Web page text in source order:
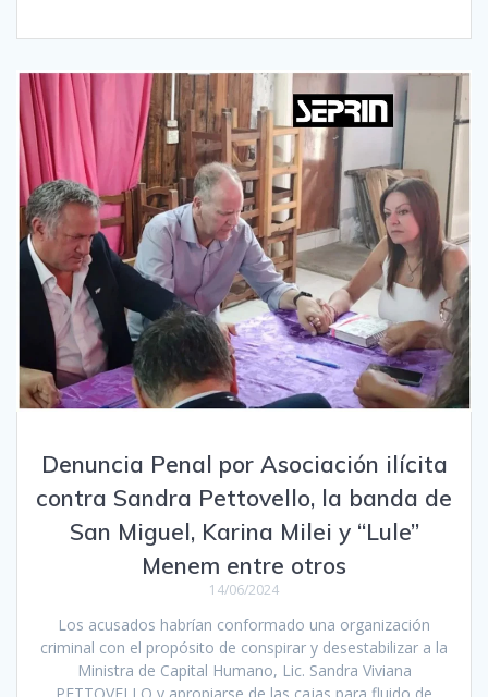
Denuncia Penal por Asociación ilícita
contra Sandra Pettovello, la banda de
San Miguel, Karina Milei y “Lule”
Menem entre otros
14/06/2024
Los acusados habrían conformado una organización
criminal con el propósito de conspirar y desestabilizar a la
Ministra de Capital Humano, Lic. Sandra Viviana
PETTOVELLO y apropiarse de las cajas para fluido de